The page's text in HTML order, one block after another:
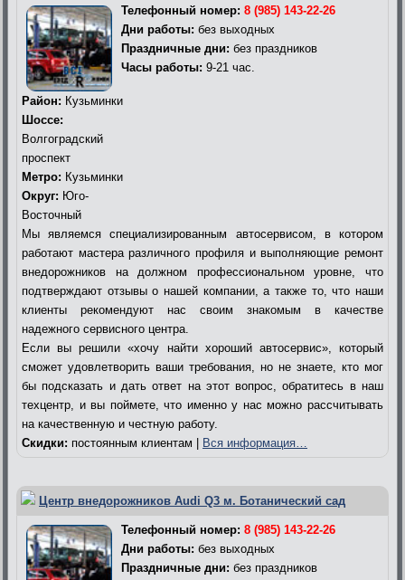
Телефонный номер: 8 (985) 143-22-26
Дни работы: без выходных
Праздничные дни: без праздников
Часы работы: 9-21 час.
Район: Кузьминки
Шоссе:
Волгоградский
проспект
Метро: Кузьминки
Округ: Юго-
Восточный
Мы являемся специализированным автосервисом, в котором
работают мастера различного профиля и выполняющие ремонт
внедорожников на должном профессиональном уровне, что
подтверждают отзывы о нашей компании, а также то, что наши
клиенты рекомендуют нас своим знакомым в качестве
надежного сервисного центра.
Если вы решили «хочу найти хороший автосервис», который
сможет удовлетворить ваши требования, но не знаете, кто мог
бы подсказать и дать ответ на этот вопрос, обратитесь в наш
техцентр, и вы поймете, что именно у нас можно рассчитывать
на качественную и честную работу.
Скидки: постоянным клиентам | Вся информация…
Центр внедорожников Audi Q3 м. Ботанический сад
Телефонный номер: 8 (985) 143-22-26
Дни работы: без выходных
Праздничные дни: без праздников